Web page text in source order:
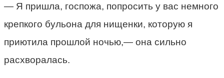
— Я пришла, госпожа, попросить у вас немного
крепкого бульона для нищенки, которую я
приютила прошлой ночью,— она сильно
расхворалась.